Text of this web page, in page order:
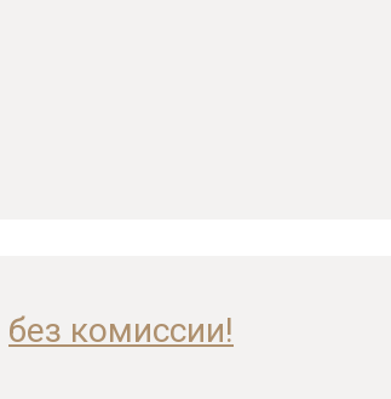
без комиссии!